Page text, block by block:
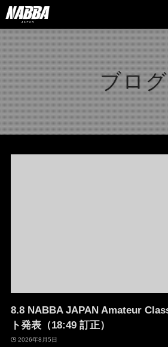
ブログ
8.8 NABBA JAPAN Amateur
ト発表（18:49 訂正）
2026年8月5日